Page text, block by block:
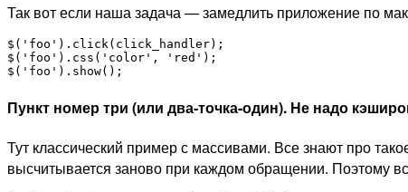
Так вот если наша задача — замедлить приложение по
$('foo').click(click_handler);
$('foo').css('color', 'red');
$('foo').show();
Пункт номер три (или два-точка-один). Не надо
Тут классический пример с массивами. Все знают про
высчитывается заново при каждом обращении. Поэтому